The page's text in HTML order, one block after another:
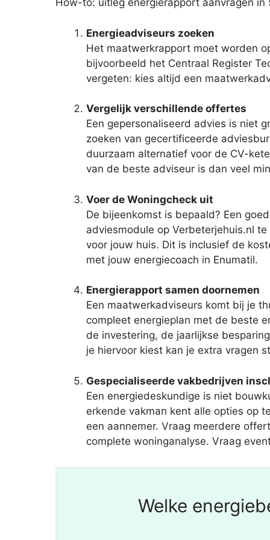
How-to: uitleg energierapport aanvragen in
Energieadviseurs zoeken
Het maatwerkrapport moet worden
bijvoorbeeld het Centraal Register
vergeten: kies altijd een
Vergelijk verschillende offertes
Een gepersonaliseerd advies is niet
zoeken van gecertificeerde
duurzaam alternatief voor de CV-
van de beste adviseur is dan veel
Voer de Woningcheck uit
De bijeenkomst is bepaald? Een
adviesmodule op Verbeterjehuis.nl
voor jouw huis. Dit is inclusief de
met jouw energiecoach in Enumatil.
Energierapport samen doornemen
Een maatwerkadviseurs komt bij je
compleet energieplan met de beste
de investering, de jaarlijkse
je hiervoor kiest kan je extra vragen
Gespecialiseerde vakbedrijven
Een energiedeskundige is niet
erkende vakman kent alle opties op
een aannemer. Vraag meerdere
complete woninganalyse. Vraag
Welke